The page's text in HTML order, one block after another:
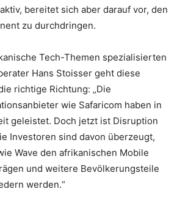
bereitet sich aber darauf vor, den
zu durchdringen.
Tech-Themen spezialisierten
Hans Stoisser geht diese
richtige Richtung: „Die
wie Safaricom haben in
geleistet. Doch jetzt ist Disruption
Investoren sind davon überzeugt,
Wave den afrikanischen Mobile
und weitere Bevölkerungsteile
werden.“